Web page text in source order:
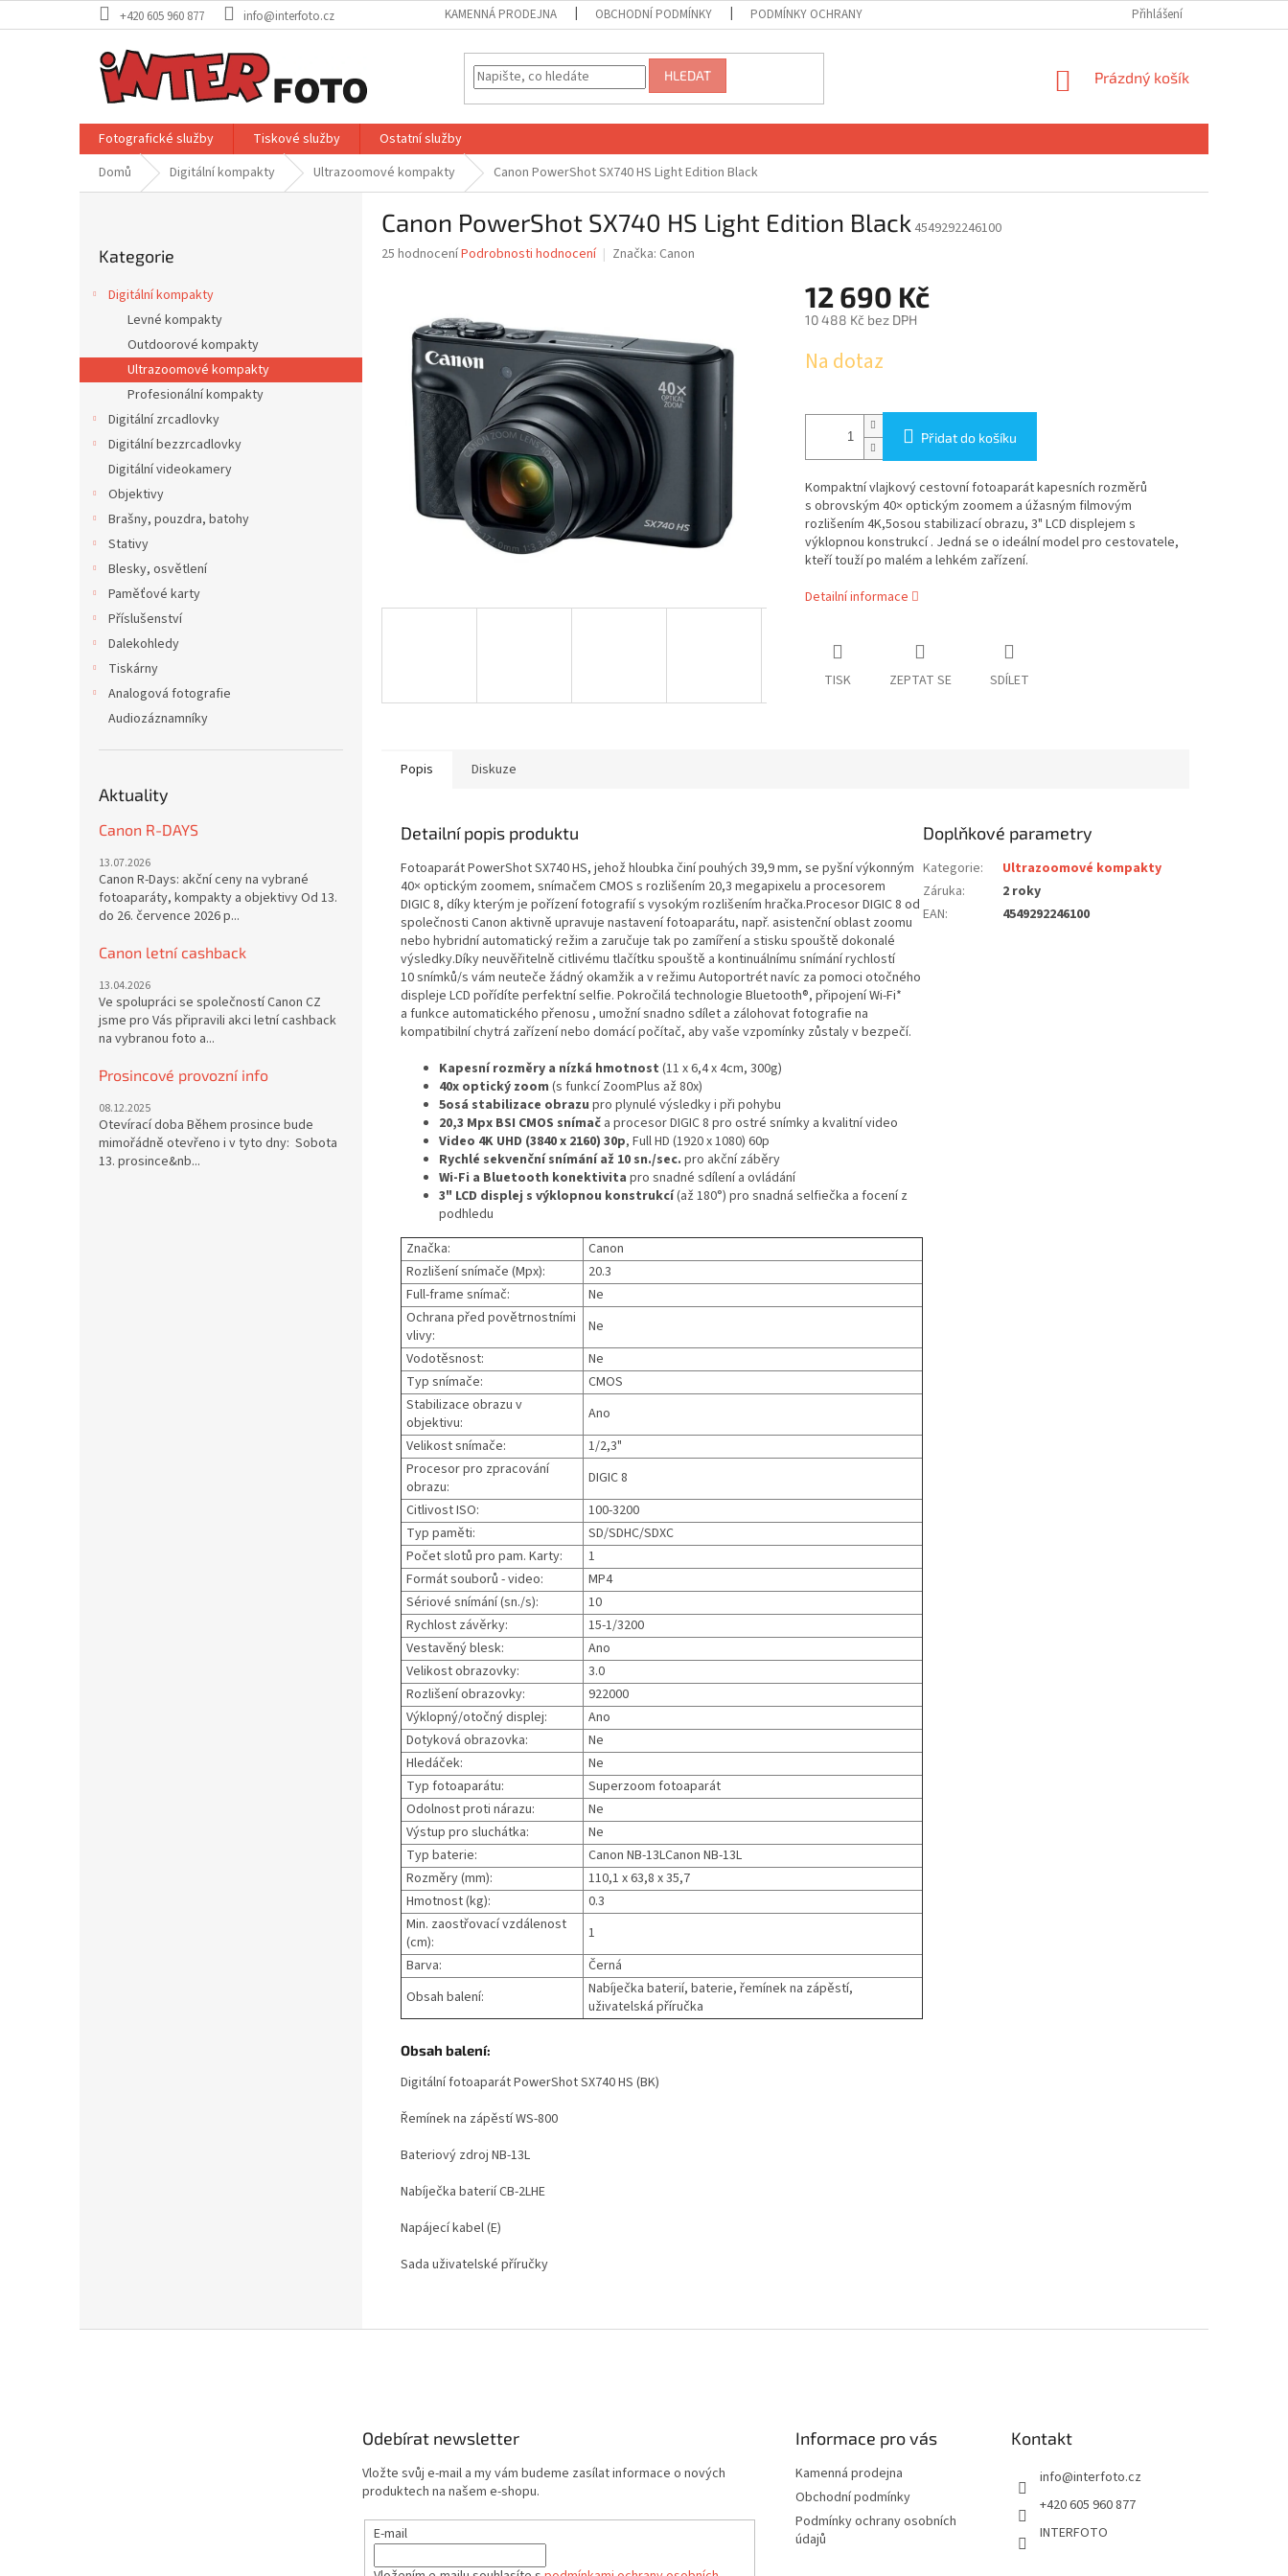
na
+420 605 960 877 info@interfoto.cz KAMENNÁ PRODEJNA OBCHODNÍ PODMÍNKY PODMÍNKY OCHRANY OSOBNÍCH ÚDAJŮ Přihlášení
HLEDAT
NÁKUPNÍ
Prázdný košík
Fotografické služby Tiskové služby
Ostatní služby
Domů
Digitální kompakty Ultrazoomové kompakty Canon PowerShot SX740 HS Light Edition Black
kategorie
Kategorie
Digitální kompakty
Levné kompakty
Outdoorové kompakty
Ultrazoomové kompakty
Profesionální kompakty
Digitální zrcadlovky
Digitální bezzrcadlovky
Digitální videokamery
Objektivy
Brašny, pouzdra, batohy
Stativy
Blesky, osvětlení
Paměťové karty
Příslušenství
Dalekohledy
Tiskárny
Analogová fotografie
Audiozáznamníky
Aktuality
Canon R-DAYS
13.07.2026
Canon R-Days: akční ceny na vybrané
fotoaparáty, kompakty a objektivy Od 13.
do 26. července 2026 p...
Canon letní cashback
13.04.2026
Ve spolupráci se společností Canon CZ
jsme pro Vás připravili akci letní cashback
na vybranou foto a...
Prosincové provozní info
08.12.2025
Otevírací doba Během prosince bude
mimořádně otevřeno i v tyto dny: Sobota
13. prosince&nb...
Canon PowerShot SX740 HS Light Edition Black 4549292246100
Průměrné
hvězdiček.
25 hodnoceníPodrobnosti hodnocení Značka: Canon
12 690 Kč
10 488 Kč bez DPH
cena:
Na dotaz
Přidat do košíku
Kompaktní vlajkový cestovní fotoaparát kapesních rozměrů
s obrovským 40× optickým zoomem a úžasným filmovým
rozlišením 4K,5osou stabilizací obrazu, 3" LCD displejem s
výklopnou konstrukcí . Jedná se o ideální model pro cestovatele,
kteří touží po malém a lehkém zařízení.
Detailní informace
TISK ZEPTAT SE SDÍLET
Popis Diskuze
Detailní popis produktu
Fotoaparát PowerShot SX740 HS, jehož hloubka činí pouhých 39,9 mm, se pyšní výkonným
40× optickým zoomem, snímačem CMOS s rozlišením 20,3 megapixelu a procesorem
DIGIC 8, díky kterým je pořízení fotografií s vysokým rozlišením hračka.Procesor DIGIC 8 od
společnosti Canon aktivně upravuje nastavení fotoaparátu, např. asistenční oblast zoomu
nebo hybridní automatický režim a zaručuje tak po zamíření a stisku spouště dokonalé
výsledky.Díky neuvěřitelně citlivému tlačítku spouště a kontinuálnímu snímání rychlostí
10 snímků/s vám neuteče žádný okamžik a v režimu Autoportrét navíc za pomoci otočného
displeje LCD pořídíte perfektní selfie. Pokročilá technologie Bluetooth®, připojení Wi-Fi*
a funkce automatického přenosu , umožní snadno sdílet a zálohovat fotografie na
kompatibilní chytrá zařízení nebo domácí počítač, aby vaše vzpomínky zůstaly v bezpečí.
Kapesní rozměry a nízká hmotnost (11 x 6,4 x 4cm, 300g)
40x optický zoom (s funkcí ZoomPlus až 80x)
5osá stabilizace obrazu pro plynulé výsledky i při pohybu
20,3 Mpx BSI CMOS snímač a procesor DIGIC 8 pro ostré snímky a kvalitní video
Video 4K UHD (3840 x 2160) 30p, Full HD (1920 x 1080) 60p
Rychlé sekvenční snímání až 10 sn./sec. pro akční záběry
Wi-Fi a Bluetooth konektivita pro snadné sdílení a ovládání
3" LCD displej s výklopnou konstrukcí(až 180°) pro snadná selfiečka a focení z
podhledu
Značka:
Canon
Rozlišení snímače (Mpx):
20.3
Full-frame snímač:
Ne
Ochrana před povětrnostními
vlivy:
Ne
Vodotěsnost:
Ne
Typ snímače:
CMOS
Stabilizace obrazu v
objektivu:
Ano
Velikost snímače:
‎1/2,3"
Procesor pro zpracování
obrazu:
‎DIGIC 8
Citlivost ISO:
‎‎100-3200
Typ paměti:
‎‎SD/SDHC/SDXC
Počet slotů pro pam. Karty:
‎1
Formát souborů - video:
MP4
Sériové snímání (sn./s):
10
Rychlost závěrky:
15-1/3200
Vestavěný blesk:
Ano
Velikost obrazovky:
3.0
Rozlišení obrazovky:
‎922000
Výklopný/otočný displej:
Ano
Dotyková obrazovka:
Ne
Hledáček:
Ne
Typ fotoaparátu:
Superzoom fotoaparát
Odolnost proti nárazu:
Ne
Výstup pro sluchátka:
Ne
Typ baterie:
‎‎Canon NB-13L‎Canon NB-13L
Rozměry (mm):
110,1 x 63,8 x 35,7
Hmotnost (kg):
0.3
Min. zaostřovací vzdálenost
(cm):
‎1
Barva:
Černá
Obsah balení:
Nabíječka baterií, baterie, řemínek na zápěstí,
uživatelská příručka
Obsah balení:
Digitální fotoaparát PowerShot SX740 HS (BK)
Řemínek na zápěstí WS-800
Bateriový zdroj NB-13L
Nabíječka baterií CB-2LHE
Napájecí kabel (E)
Sada uživatelské příručky
Doplňkové parametry
Kategorie:
Ultrazoomové kompakty
Záruka:
2 roky
EAN: 4549292246100
Odebírat newsletter
Vložte svůj e-mail a my vám budeme zasílat informace o nových
produktech na našem e-shopu.
E-mail
Informace pro vás
Kamenná prodejna
Obchodní podmínky
Podmínky ochrany osobních
údajů
Kontakt
info@interfoto.cz
+420 605 960 877
INTERFOTO